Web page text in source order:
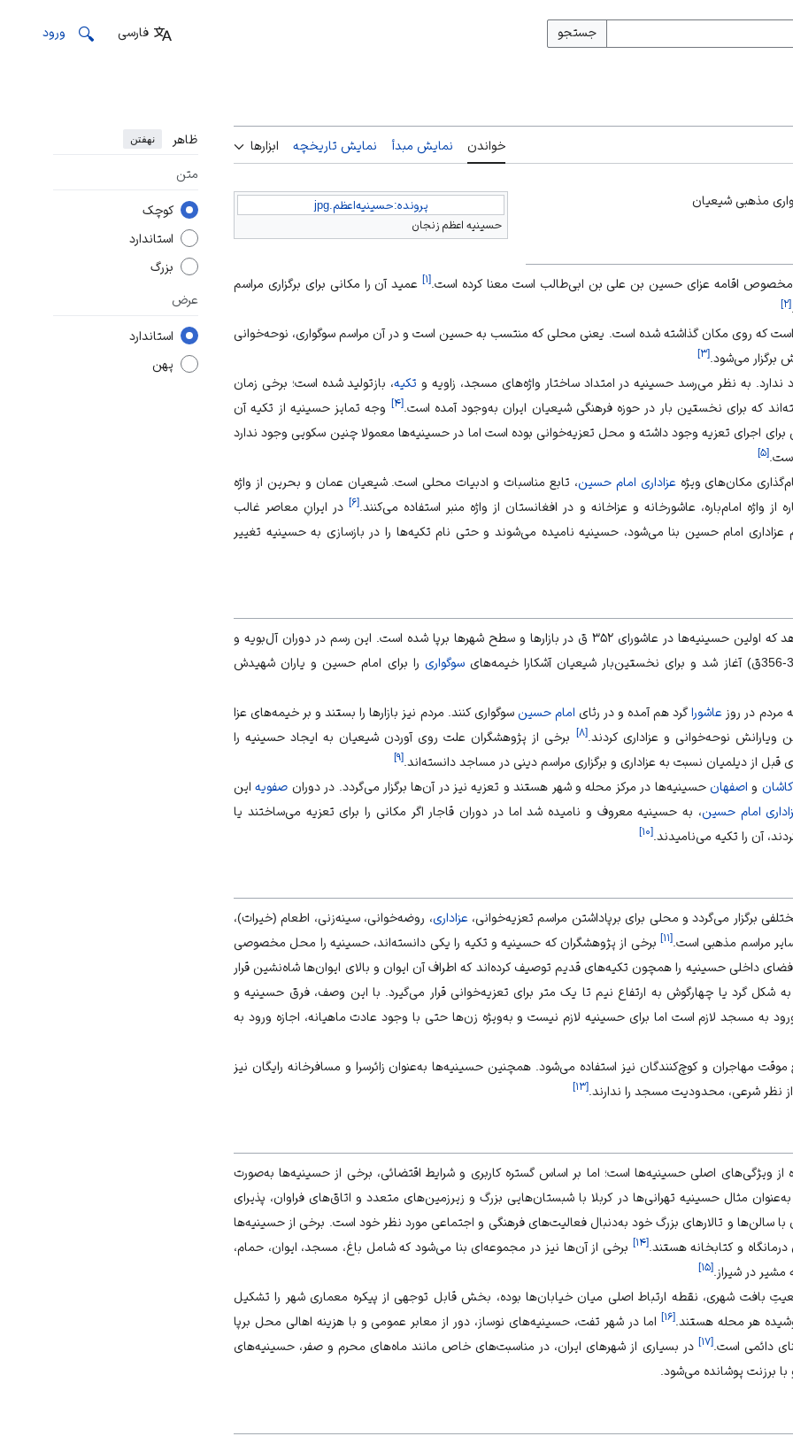
جستجو فارسی ورود
خواندن نمایش مبدأ نمایش تاریخچه ابزارها ظاهر نهفتن
متن
کوچک
استاندارد
بزرگ
عرض
استاندارد
پهن
پرونده:حسینیه‌اعظم.jpg
حسینیه اعظم زنجان
مذهبی شیعیان
مخصوص اقامه عزای حسین بن علی بن ابی‌طالب است معنا کرده است.[۱]عمید آن را مکانی برای برگزاری مراسم
[۲]
که روی مکان گذاشته شده است. یعنی محلی که منتسب به حسین است و در آن مراسم سوگواری، نوحه‌خوانی
برگزار می‌شود.[۳]
به نظر می‌رسد حسینیه در امتداد ساختار واژه‌های مسجد، زاویه و تکیه، بازتولید شده است؛ برخی زمان
که برای نخستین بار در حوزه فرهنگی شیعیان ایران به‌وجود آمده است.[۴]
وجه تمایز حسینیه از تکیه آن
اجرای تعزیه وجود داشته و محل تعزیه‌خوانی بوده است اما در حسینیه‌ها معمولا چنین سکویی وجود ندارد
[۵]
مکان‌های ویژهعزاداری امام حسین، تابع مناسبات و ادبیات محلی است. شیعیان عمان و بحرین از واژه
واژه امام‌باره، عاشورخانه و عزاخانه و در افغانستان از واژه منبر استفاده می‌کنند.[۶]در ایرانِ معاصر غالب
عزاداری امام حسین بنا می‌شود، حسینیه نامیده می‌شوند و حتی نام تکیه‌ها را در بازسازی به حسینیه تغییر
بررسی منابع تاریخی نشان می‌دهد که اولین حسینیه‌ها در عاشورای ۳۵۲ ق در بازارها و سطح شهرها برپا شده است. این رسم در دوران آل‌بویه و
سوگواری را برای امام حسین و یاران شهیدش
مردم در روز عاشوراگرد هم آمده و در رثای امام حسین سوگواری کنند. مردم نیز بازارها را بستند و بر خیمه‌های عزا
ویارانش نوحه‌خوانی و عزاداری کردند.[۸]
برخی از پژوهشگران علت روی آوردن شیعیان به ایجاد حسینیه را
از دیلمیان نسبت به عزاداری و برگزاری مراسم دینی در مساجد دانسته‌اند.[۹]
کاشان و اصفهان حسینیه‌ها در مرکز محله و شهر هستند و تعزیه نیز در آن‌ها برگزار می‌گردد. در دوران صفویهاین
امام حسین، به حسینیه معروف و نامیده شد اما در دوران قاجار اگر مکانی را برای تعزیه می‌ساختند یا
آن را تکیه می‌نامیدند.[۱۰]
برگزار می‌گردد و محلی برای برپاداشتن مراسم تعزیه‌خوانی،عزاداری، روضه‌خوانی، سینه‌زنی، اطعام (خیرات)،
مراسم مذهبی است.[۱۱]برخی از پژوهشگران که حسینیه و تکیه را یکی دانسته‌اند، حسینیه را محل مخصوصی
فضای داخلی حسینیه را همچون تکیه‌های قدیم توصیف کرده‌اند که اطراف آن ایوان و بالای ایوان‌ها شاه‌نشین قرار
شکل گرد یا چهارگوش به ارتفاع نیم تا یک متر برای تعزیه‌خوانی قرار می‌گیرد. با این وصف، فرق حسینیه و
به مسجد لازم است اما برای حسینیه لازم نیست و به‌ویژه زن‌ها حتی با وجود عادت ماهیانه، اجازه ورود به
مهاجران و کوچ‌کنندگان نیز استفاده می‌شود. همچنین حسینیه‌ها به‌عنوان زائرسرا و مسافرخانه رایگان نیز
از نظر شرعی، محدودیت مسجد را ندارند.[۱۳]
ویژگی‌های اصلی حسینیه‌ها است؛ اما بر اساس گستره کاربری و شرایط اقتضائی، برخی از حسينیه‌ها به‌صورت
به‌عنوان مثال حسینیه تهرانی‌ها در کربلا با شبستان‌هایی بزرگ و زیرزمین‌های متعدد و اتاق‌های فراوان، پذیرای
با سالن‌ها و تالارهای بزرگ خود به‌دنبال فعالیت‌های فرهنگی و اجتماعی مورد نظر خود است. برخی از حسینیه‌ها
و کتابخانه هستند.[۱۴] برخی از آن‌ها نیز در مجموعه‌ای بنا می‌شود که شامل باغ، مسجد، ایوان، حمام،
در شیراز.[۱۵]
بافت شهری، نقطه ارتباط اصلی میان خیابان‌ها بوده، بخش قابل توجهی از پیکره معماری شهر را تشکیل
هر محله هستند.[۱۶] اما در شهر تفت، حسینیه‌های نوساز، دور از معابر عمومی و با هزینه اهالی محل برپا
دائمی است.[۱۷] در بسیاری از شهرهای ایران، در مناسبت‌های خاص مانند ماه‌های محرم و صفر، حسینیه‌های
برزنت پوشانده می‌شود.